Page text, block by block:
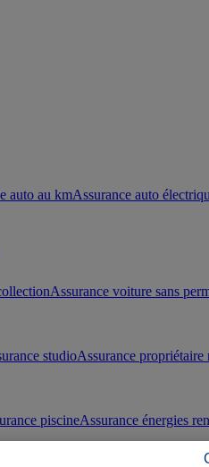
auto au kmAssurance auto
Assurance voiture sans
studioAssurance propriétaire
piscineAssurance énergies